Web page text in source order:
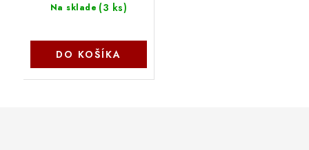
Na sklade (3 ks)
DO KOŠÍKA